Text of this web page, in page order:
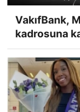
VakıfBank,
kadrosuna